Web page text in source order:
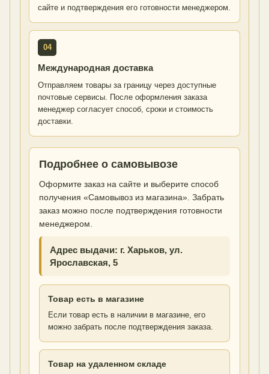
сайте и подтверждения его готовности менеджером.
04
Международная доставка
Отправляем товары за границу через доступные
почтовые сервисы. После оформления заказа
менеджер согласует способ, сроки и стоимость
доставки.
Подробнее о самовывозе
Оформите заказ на сайте и выберите способ
получения «Самовывоз из магазина». Забрать
заказ можно после подтверждения готовности
менеджером.
Адрес выдачи: г. Харьков, ул.
Ярославская, 5
Товар есть в магазине
Если товар есть в наличии в магазине, его
можно забрать после подтверждения заказа.
Товар на удаленном складе